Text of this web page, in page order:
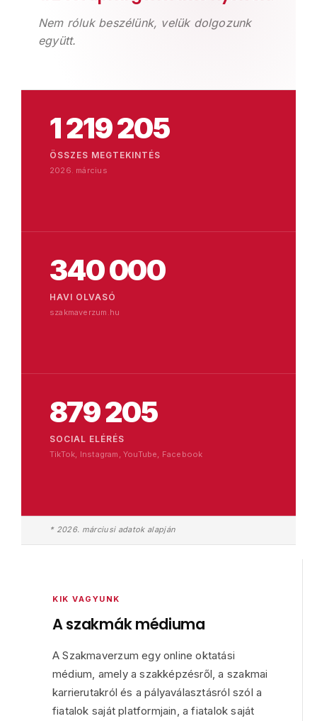
Nem róluk beszélünk, velük dolgozunk
együtt.
1 219 205
ÖSSZES MEGTEKINTÉS
2026. március
340 000
HAVI OLVASÓ
szakmaverzum.hu
879 205
SOCIAL ELÉRÉS
TikTok, Instagram, YouTube, Facebook
* 2026. márciusi adatok alapján
KIK VAGYUNK
A szakmák médiuma
A Szakmaverzum egy online oktatási
médium, amely a szakképzésről, a szakmai
karrierutakról és a pályaválasztásról szól a
fiatalok saját platformjain, a fiatalok saját